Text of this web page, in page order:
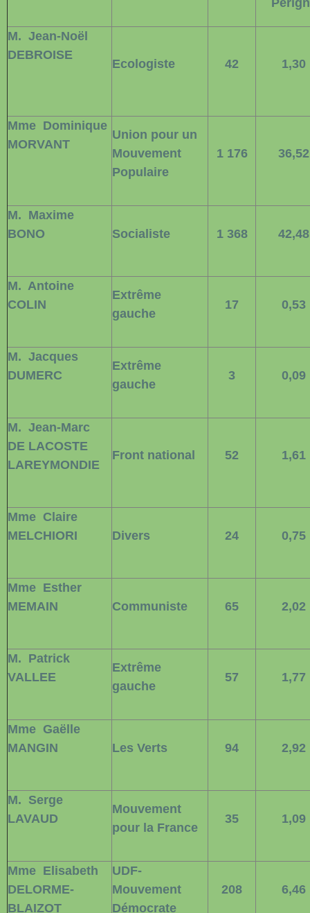
M. Jean-Noël
DEBROISE
Ecologiste 42 1,30
Mme Dominique
MORVANT
Union pour un
Mouvement
Populaire
1 176 36,52
M. Maxime
BONO
Socialiste 1 368 42,48
M. Antoine
COLIN
Extrême
gauche
17 0,53
M. Jacques
DUMERC
Extrême
gauche
3 0,09
M. Jean-Marc
DE LACOSTE
LAREYMONDIE
Front national 52 1,61
Mme Claire
MELCHIORI
Divers 24 0,75
Mme Esther
MEMAIN
Communiste 65 2,02
M. Patrick
VALLEE
Extrême
gauche
57 1,77
Mme Gaëlle
MANGIN
Les Verts 94 2,92
M. Serge
LAVAUD
Mouvement
pour la France
35 1,09
Mme Elisabeth
DELORME-
BLAIZOT
UDF-
Mouvement
Démocrate
208 6,46